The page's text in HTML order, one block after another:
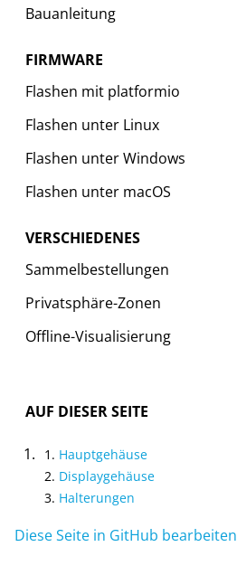
Bauanleitung
FIRMWARE
Flashen mit platformio
Flashen unter Linux
Flashen unter Windows
Flashen unter macOS
VERSCHIEDENES
Sammelbestellungen
Privatsphäre-Zonen
Offline-Visualisierung
AUF DIESER SEITE
Hauptgehäuse
Displaygehäuse
Halterungen
Diese Seite in GitHub bearbeiten